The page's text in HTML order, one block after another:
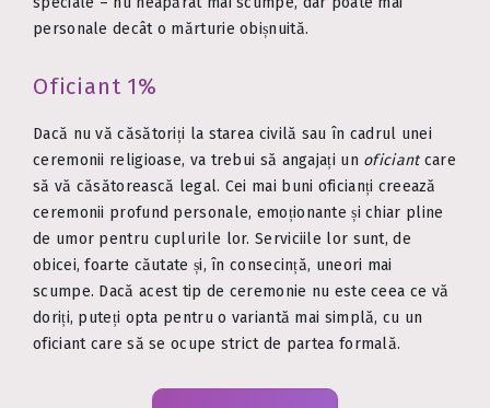
personale decât o mărturie obișnuită.
Oficiant 1%
Dacă nu vă căsătoriți la starea civilă sau în cadrul unei
ceremonii religioase, va trebui să angajați un oficiantcare
să vă căsătorească legal. Cei mai buni oficianți creează
ceremonii profund personale, emoționante și chiar pline
de umor pentru cuplurile lor. Serviciile lor sunt, de
obicei, foarte căutate și, în consecință, uneori mai
scumpe. Dacă acest tip de ceremonie nu este ceea ce vă
doriți, puteți opta pentru o variantă mai simplă, cu un
oficiant care să se ocupe strict de partea formală.